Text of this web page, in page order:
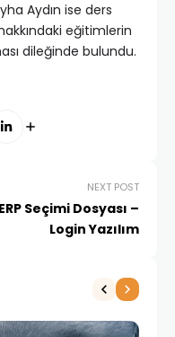
Aydın ise ders
eğitimlerin
dileğinde bulundu.
NEXT POST
ERP Seçimi Dosyası –
Login Yazılım